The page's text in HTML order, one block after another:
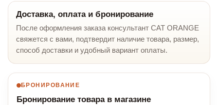
Доставка, оплата и бронирование
После оформления заказа консультант CAT ORANGE
свяжется с вами, подтвердит наличие товара, размер,
способ доставки и удобный вариант оплаты.
БРОНИРОВАНИЕ
Бронирование товара в магазине